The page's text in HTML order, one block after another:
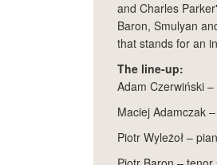
and Charles
Baron, Smulyan
that stands for an
The line-up:
Adam Czerwiński
Maciej Adamczak
Piotr Wyleżoł –